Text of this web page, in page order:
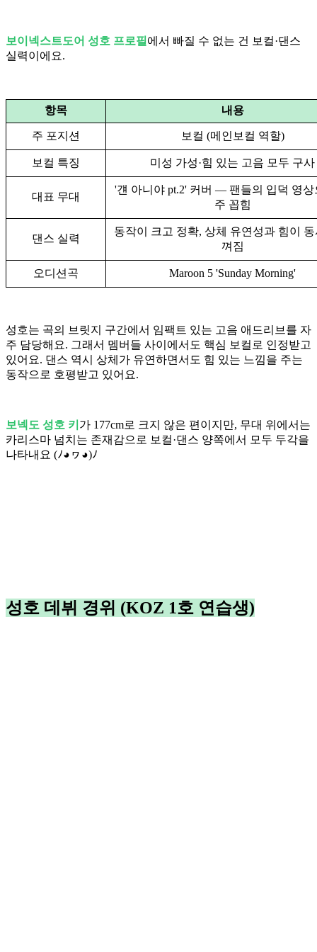
보이넥스트도어 성호 프로필 에서 빠질 수 없는 건 보컬·댄스
실력이에요.
항목 내용
주 포지션 보컬 (메인보컬 역할)
보컬 특징 미성 가성·힘 있는 고음 모두 구사
대표 무대
'걘 아니야 pt.2' 커버 — 팬들의 입덕 영상
주 꼽힘
댄스 실력
동작이 크고 정확, 상체 유연성과 힘이
껴짐
오디션곡 Maroon 5 'Sunday Morning'
성호는 곡의 브릿지 구간에서 임팩트 있는 고음 애드리브를 자
주 담당해요. 그래서 멤버들 사이에서도 핵심 보컬로 인정받고
있어요. 댄스 역시 상체가 유연하면서도 힘 있는 느낌을 주는
동작으로 호평받고 있어요.
보넥도 성호 키 가 177cm로 크지 않은 편이지만, 무대 위에서는
카리스마 넘치는 존재감으로 보컬·댄스 양쪽에서 모두 두각을
나타내요 (ﾉ◕ヮ◕)ﾉ
성호 데뷔 경위 (KOZ 1호 연습생)